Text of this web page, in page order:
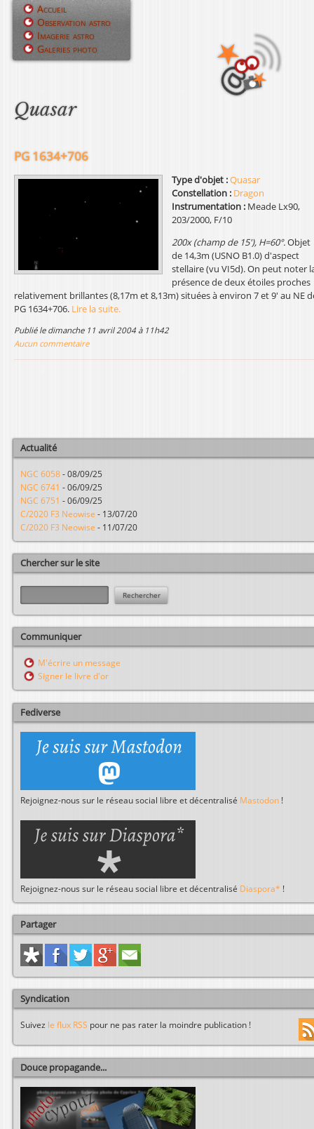
Jump to navigation
Quasar
PG 1634+706
Type d'objet :Quasar
Constellation : Dragon
Instrumentation : Meade Lx90,
203/2000, F/10
200x (champ de 15'), H=60°.Objet
de 14,3m (USNO B1.0) d'aspect
stellaire (vu VI5d). On peut noter
présence de deux étoiles proches
relativement brillantes (8,17m et 8,13m) situées à environ 7 et 9' au NE
PG 1634+706. Lire la suite.
publié le dimanche 11 avril 2004 à 11h42
Aucun commentaire
M
u
r
i
p
a
l
Accueil
Observation astro
Imagerie astro
Galeries photo
Actualité
NGC 6058 - 08/09/25
NGC 6741 - 06/09/25
NGC 6751 - 06/09/25
C/2020 F3 Neowise - 13/07/20
C/2020 F3 Neowise - 11/07/20
Chercher sur le site
R
e
c
h
e
h
r
Communiquer
M'écrire un message
Signer le livre d'or
Fediverse
Rejoignez-nous sur le réseau social libre et décentralisé Mastodon !
Rejoignez-nous sur le réseau social libre et décentralisé Diaspora* !
Partager
Syndication
Suivez le flux RSS pour ne pas rater la moindre publication !
Douce propagande...